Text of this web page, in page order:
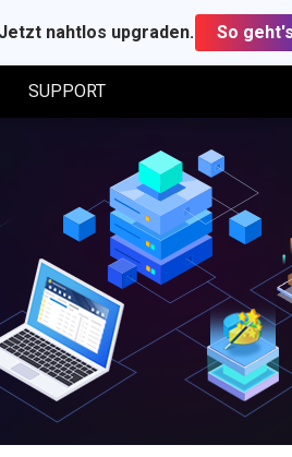
nahtlos upgraden. So geht's
SUPPORT